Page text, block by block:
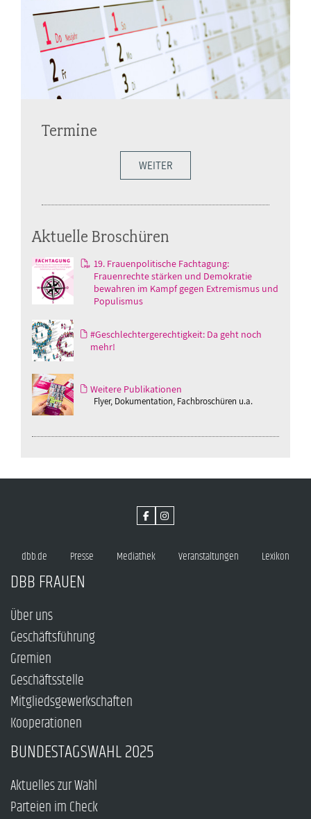
Termine
WEITER
Aktuelle Broschüren
19. Frauenpolitische Fachtagung:
Frauenrechte stärken und Demokratie
bewahren im Kampf gegen Extremismus und
Populismus
#Geschlechtergerechtigkeit: Da geht noch
mehr!
Weitere Publikationen
Flyer, Dokumentation, Fachbroschüren u.a.
dbb.de Presse Mediathek Veranstaltungen Lexikon
DBB FRAUEN
Über uns
Geschäftsführung
Gremien
Geschäftsstelle
Mitgliedsgewerkschaften
Kooperationen
BUNDESTAGSWAHL 2025
Aktuelles zur Wahl
Parteien im Check